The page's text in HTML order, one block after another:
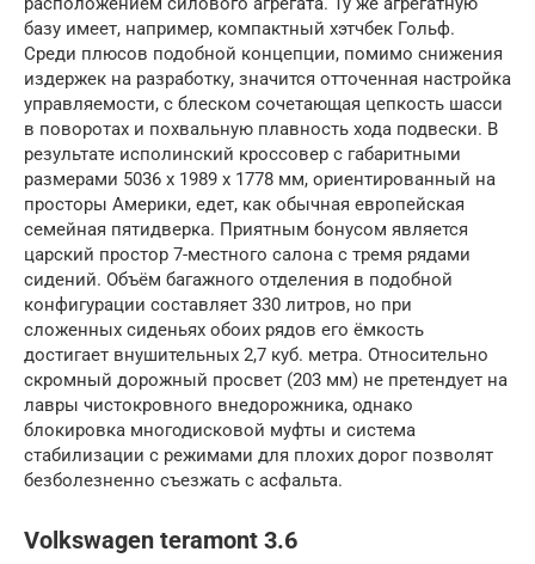
базу имеет, например, компактный хэтчбек Гольф.
Среди плюсов подобной концепции, помимо снижения
издержек на разработку, значится отточенная настройка
управляемости, с блеском сочетающая цепкость шасси
в поворотах и похвальную плавность хода подвески. В
результате исполинский кроссовер с габаритными
размерами 5036 х 1989 х 1778 мм, ориентированный на
просторы Америки, едет, как обычная европейская
семейная пятидверка. Приятным бонусом является
царский простор 7-местного салона с тремя рядами
сидений. Объём багажного отделения в подобной
конфигурации составляет 330 литров, но при
сложенных сиденьях обоих рядов его ёмкость
достигает внушительных 2,7 куб. метра. Относительно
скромный дорожный просвет (203 мм) не претендует на
лавры чистокровного внедорожника, однако
блокировка многодисковой муфты и система
стабилизации с режимами для плохих дорог позволят
безболезненно съезжать с асфальта.
Volkswagen teramont 3.6